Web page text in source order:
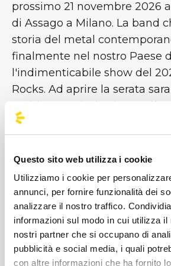
Questo sito web utilizza i cookie
Utilizziamo i cookie per
annunci, per fornire funzionalità dei
analizzare il nostro traffico.
informazioni sul modo in cui utilizza il
nostri partner che si occupano di
pubblicità e social media, i quali
con altre informazioni che ha fornito
prossimo 21 novembre 2026
di Assago a Milano. La band
storia del metal
finalmente nel nostro Paese
l'indimenticabile show del
Rocks. Ad aprire la serata
Architets e Pixel Grip perciò
l'occasione di assaporare
ragazzi di Bakersfield, sarà
indimenticabile! Raggiungi i
cerca la fermata più vicina e
#BusForFun #KoЯn